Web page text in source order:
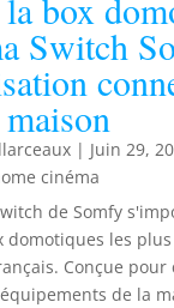
la box
Switch
| Juin 29,
cinéma
de Somfy
domotiques les
Conçue pour
de la